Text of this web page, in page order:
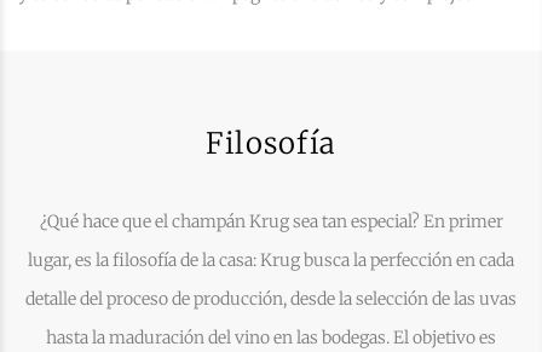
Filosofía
¿Qué hace que el champán Krug sea tan especial? En primer
lugar, es la filosofía de la casa: Krug busca la perfección en cada
detalle del proceso de producción, desde la selección de las uvas
hasta la maduración del vino en las bodegas. El objetivo es